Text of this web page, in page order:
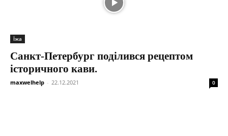
Їжа
Санкт-Петербург поділився рецептом
історичного кави.
maxwelhelp - 22.12.2021 0